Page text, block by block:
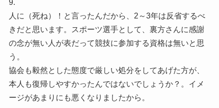
9.
人に（死ね）！と言ったんだから、2～3年は反省するべ
きだと思います。スポーツ選手として、裏方さんに感謝
の念が無い人が表だって競技に参加する資格は無いと思
う。
協会も毅然とした態度で厳しい処分をしてあげた方が、
本人も復帰しやすかったんではないでしょうか？。イメ
ージがあまりにも悪くなりましたから。